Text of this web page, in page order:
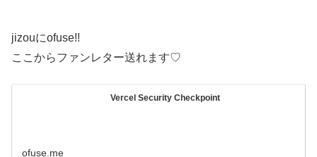
jizouにofuse!!
ここからファンレター送れます♡
Vercel Security Checkpoint
ofuse.me